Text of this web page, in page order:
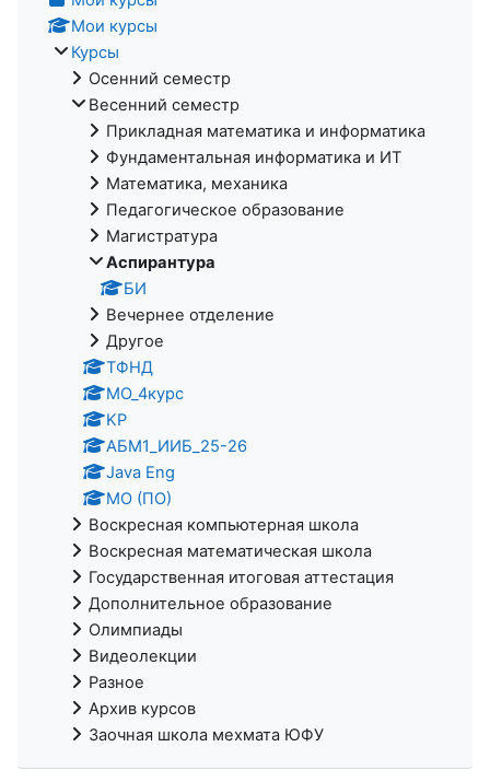
Мои курсы
Курсы
Осенний семестр
Весенний семестр
Прикладная математика и информатика
Фундаментальная информатика и ИТ
Математика, механика
Педагогическое образование
Магистратура
Аспирантура
БИ
Вечернее отделение
Другое
ТФНД
МО_4курс
KP
АБМ1_ИИБ_25-26
Java Eng
МО (ПО)
Воскресная компьютерная школа
Воскресная математическая школа
Государственная итоговая аттестация
Дополнительное образование
Олимпиады
Видеолекции
Разное
Архив курсов
Заочная школа мехмата ЮФУ